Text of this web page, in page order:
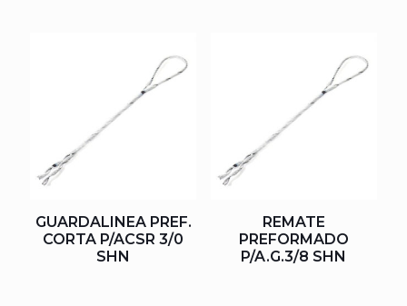
GUARDALINEA PREF.
CORTA P/ACSR 3/0
SHN
REMATE
PREFORMADO
P/A.G.3/8 SHN